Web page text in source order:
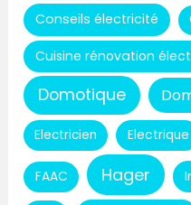
Conseils électricité
Cuisine rénovation
Domotique
Electricien Electrique
FAAC Hager